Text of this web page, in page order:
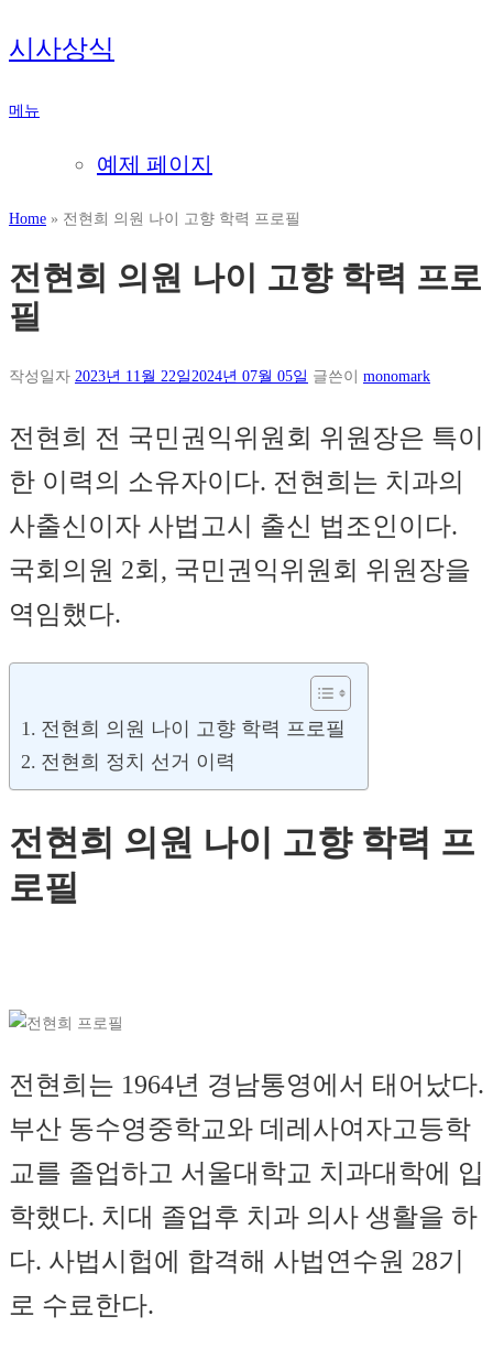
내
용
로
기
시사상식
메뉴
예제 페이지
Home » 전현희 의원 나이 고향 학력 프로필
전현희 의원 나이 고향 학력 프로
필
작성일자 2023년 11월 22일2024년 07월 05일 글쓴이 monomark
전현희 전 국민권익위원회 위원장은 특이
한 이력의 소유자이다. 전현희는 치과의
사출신이자 사법고시 출신 법조인이다.
국회의원 2회, 국민권익위원회 위원장을
역임했다.
전현희 의원 나이 고향 학력 프로필
전현희 정치 선거 이력
전현희 의원 나이 고향 학력 프
로필
전현희는 1964년 경남통영에서 태어났다.
부산 동수영중학교와 데레사여자고등학
교를 졸업하고 서울대학교 치과대학에 입
학했다. 치대 졸업후 치과 의사 생활을 하
다. 사법시헙에 합격해 사법연수원 28기
로 수료한다.